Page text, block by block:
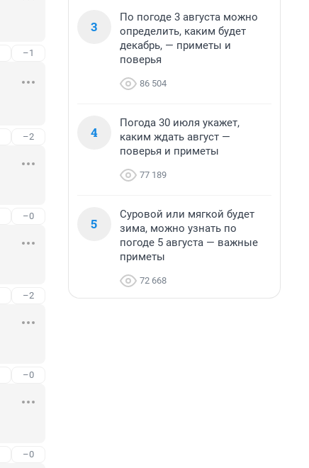
–1
–2
–0
–2
–0
–0
3
По погоде 3 августа можно
определить, каким будет
декабрь, — приметы и
поверья
86 504
4
Погода 30 июля укажет,
каким ждать август —
поверья и приметы
77 189
5
Суровой или мягкой будет
зима, можно узнать по
погоде 5 августа — важные
приметы
72 668